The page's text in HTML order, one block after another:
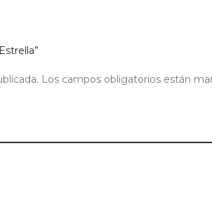
Los campos obligatorios están